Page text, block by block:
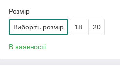
Розмір
Виберіть розмір 18 20
В наявності